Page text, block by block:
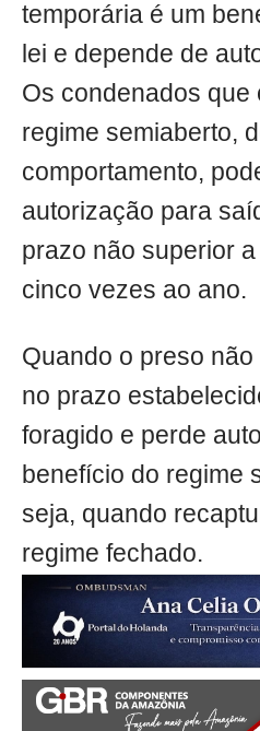
temporária é um
lei e depende de
Os condenados que
regime semiaberto,
comportamento,
autorização para
prazo não superior
cinco vezes ao ano.
Quando o preso
no prazo
foragido e perde
benefício do regime
seja, quando
regime fechado.